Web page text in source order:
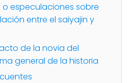
o especulaciones sobre
entre el saiyajin y
de la novia del
general de la historia